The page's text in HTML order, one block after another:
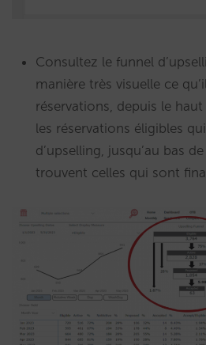
Consultez le funnel
manière très visuelle ce
réservations, depuis le
les réservations éligibles
d’upselling, jusqu’au bas
trouvent celles qui sont